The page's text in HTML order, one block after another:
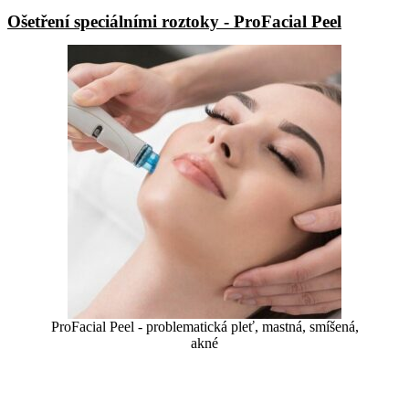
Ošetření speciálními roztoky - ProFacial Peel
ProFacial Peel - problematická pleť, mastná, smíšená,
akné